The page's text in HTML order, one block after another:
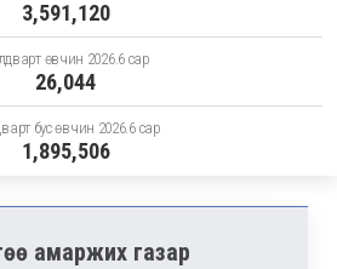
3,591,120
өвчин 2026.6 сар
26,044
бус өвчин 2026.6 сар
1,895,506
амаржих газар